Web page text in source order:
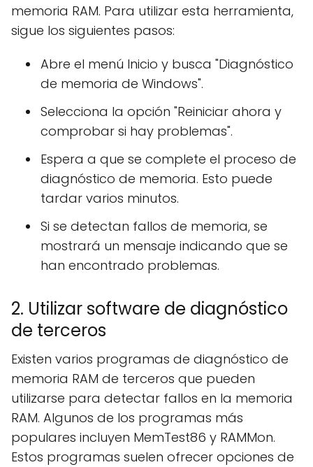
memoria RAM. Para utilizar esta herramienta,
sigue los siguientes pasos:
Abre el menú Inicio y busca "Diagnóstico
de memoria de Windows".
Selecciona la opción "Reiniciar ahora y
comprobar si hay problemas".
Espera a que se complete el proceso de
diagnóstico de memoria. Esto puede
tardar varios minutos.
Si se detectan fallos de memoria, se
mostrará un mensaje indicando que se
han encontrado problemas.
2. Utilizar software de diagnóstico
de terceros
Existen varios programas de diagnóstico de
memoria RAM de terceros que pueden
utilizarse para detectar fallos en la memoria
RAM. Algunos de los programas más
populares incluyen MemTest86 y RAMMon.
Estos programas suelen ofrecer opciones de